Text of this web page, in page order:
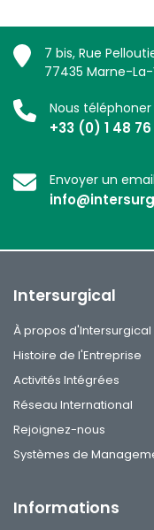
7 bis, Rue
77435 Marne-
Nous téléphoner
+33 (0) 1 48
Envoyer un email
Intersurgical
À propos d'Intersurgical
Histoire de l'Entreprise
Activités Intégrées
Réseau International
Rejoignez-nous
Systèmes de
Informations